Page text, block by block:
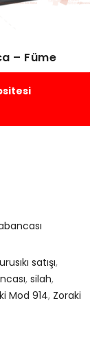
– Füme
satışı,
, silah,
Mod 914, Zoraki